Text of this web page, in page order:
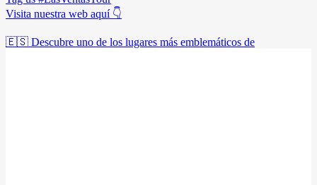
Visita nuestra web aquí 👇
🇪🇸 Descubre uno de los lugares más emblemáticos de